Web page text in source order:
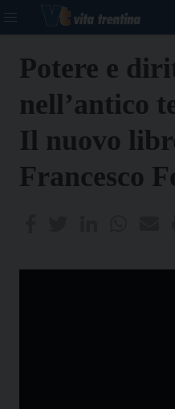
Potere e
nell’antico
Il nuovo
Francesco